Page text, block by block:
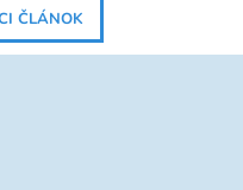
ČLÁNOK